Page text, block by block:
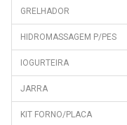
GRELHADOR
HIDROMASSAGEM P/PES
IOGURTEIRA
JARRA
KIT FORNO/PLACA